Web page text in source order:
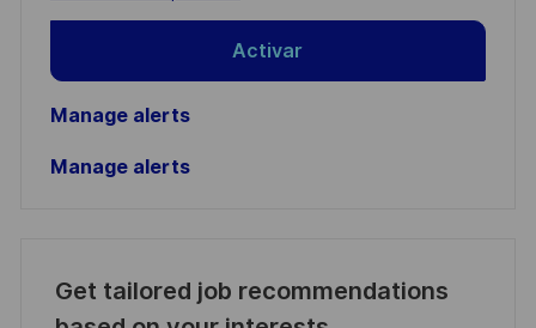
Activar
Manage alerts
Manage alerts
Get tailored job recommendations